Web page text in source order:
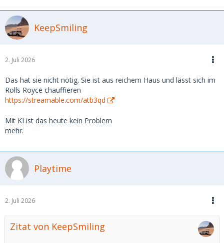
Freue mich auf eure Einschätzungen und Erfahrungen.
KeepSmiling
2. Juli 2026
Das hat sie nicht nötig. Sie ist aus reichem Haus und lässt sich im
Rolls Royce chauffieren
https://streamable.com/atb3qd
Mit KI ist das heute kein Problem
mehr.
Playtime
2. Juli 2026
Zitat von KeepSmiling